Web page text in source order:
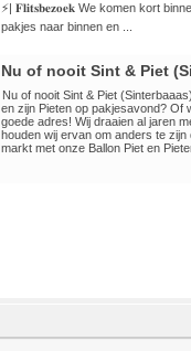
⚡| 𝐅𝐥𝐢𝐭𝐬𝐛𝐞𝐳𝐨𝐞𝐤 We komen kort
pakjes naar binnen en ...
Nu of nooit Sint & Piet
Nu of nooit Sint & Piet
en zijn Pieten op pakjesavond? Of
goede adres! Wij draaien al jaren
houden wij ervan om anders te
markt met onze Ballon Piet en